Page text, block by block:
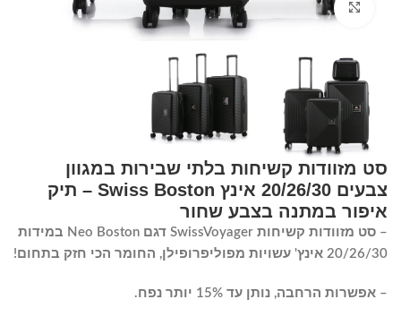
Click to enlarge
סט מזוודות קשיחות בלתי שבירות במגוון
צבעים 20/26/30 אינץ Swiss Boston – תיק
איפור במתנה בצבע שחור
– סט מזוודות קשיחות SwissVoyager דגם Neo Boston במידות
20/26/30 אינץ' עשויות מפוליפרופילן, החומר הכי חזק בתחום!
– אפשרות הרחבה, נותן עד 15% יותר נפח.